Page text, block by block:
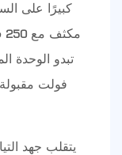
كبيرًا على
مكثف مع 250 فولت تيار متردد
يتقلب جهد